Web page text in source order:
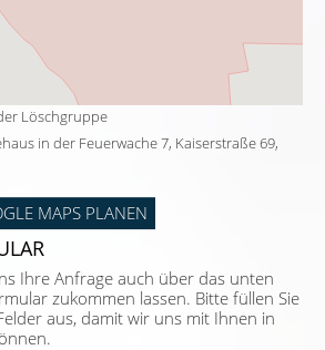
Löschgruppe
in der Feuerwache 7, Kaiserstraße 69,
MAPS PLANEN
Ihre Anfrage auch über das unten
zukommen lassen. Bitte füllen Sie
aus, damit wir uns mit Ihnen in